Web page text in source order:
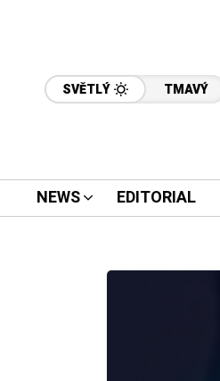
SVĚTLÝ TMAVÝ
NEWS EDITORIAL